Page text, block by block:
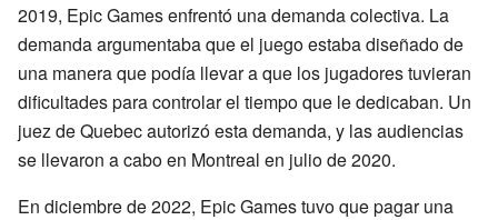
2019, Epic Games enfrentó una demanda colectiva. La
demanda argumentaba que el juego estaba diseñado de
una manera que podía llevar a que los jugadores tuvieran
dificultades para controlar el tiempo que le dedicaban. Un
juez de Quebec autorizó esta demanda, y las audiencias
se llevaron a cabo en Montreal en julio de 2020.
En diciembre de 2022, Epic Games tuvo que pagar una